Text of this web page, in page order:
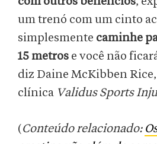
um trenó com um cinto
simplesmente caminhe
15 metros e você não
diz Daine McKibben
clínica Validus Sports
(Conteúdo relacionado: